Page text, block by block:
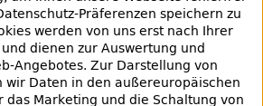
+49 30 90226-733
der ZLB
Präferenzen speichern zu
werden von uns erst nach Ihrer
dienen zur Auswertung und
Angebotes. Zur Darstellung von
Daten in den außereuropäischen
das Marketing und die Schaltung von